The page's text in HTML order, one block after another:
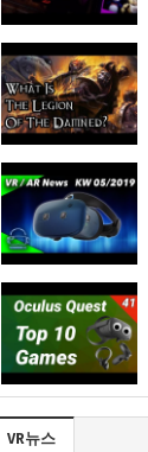
VR뉴스